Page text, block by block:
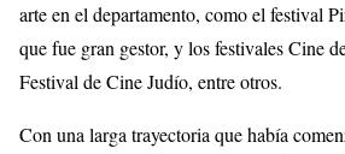
arte en el departamento, como el festival
que fue gran gestor, y los festivales Cine
Festival de Cine Judío, entre otros.
Con una larga trayectoria que había